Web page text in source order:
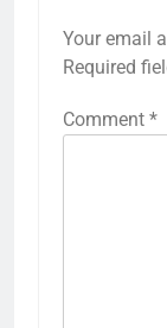
Your email
Required
Comment *